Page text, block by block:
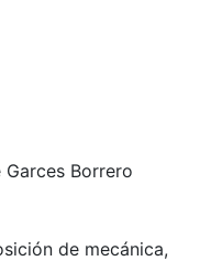
Borrero
de mecánica,